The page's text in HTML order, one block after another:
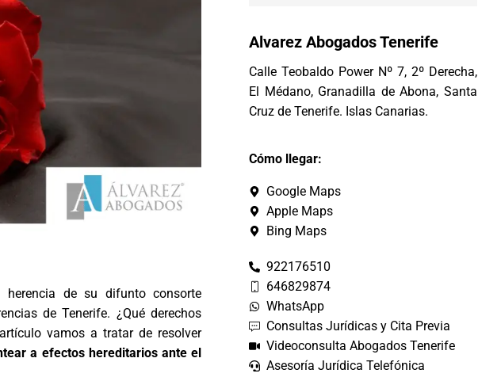
herencia de su difunto consorte
de Tenerife. ¿Qué derechos
vamos a tratar de resolver
a efectos hereditarios ante el
Alvarez Abogados Tenerife
Calle Teobaldo Power Nº 7, 2º Derecha,
El Médano, Granadilla de Abona, Santa
Cruz de Tenerife. Islas Canarias.
Cómo llegar:
Google Maps
Apple Maps
Bing Maps
922176510
646829874
WhatsApp
Consultas Jurídicas y Cita Previa
Videoconsulta Abogados Tenerife
Asesoría Jurídica Telefónica